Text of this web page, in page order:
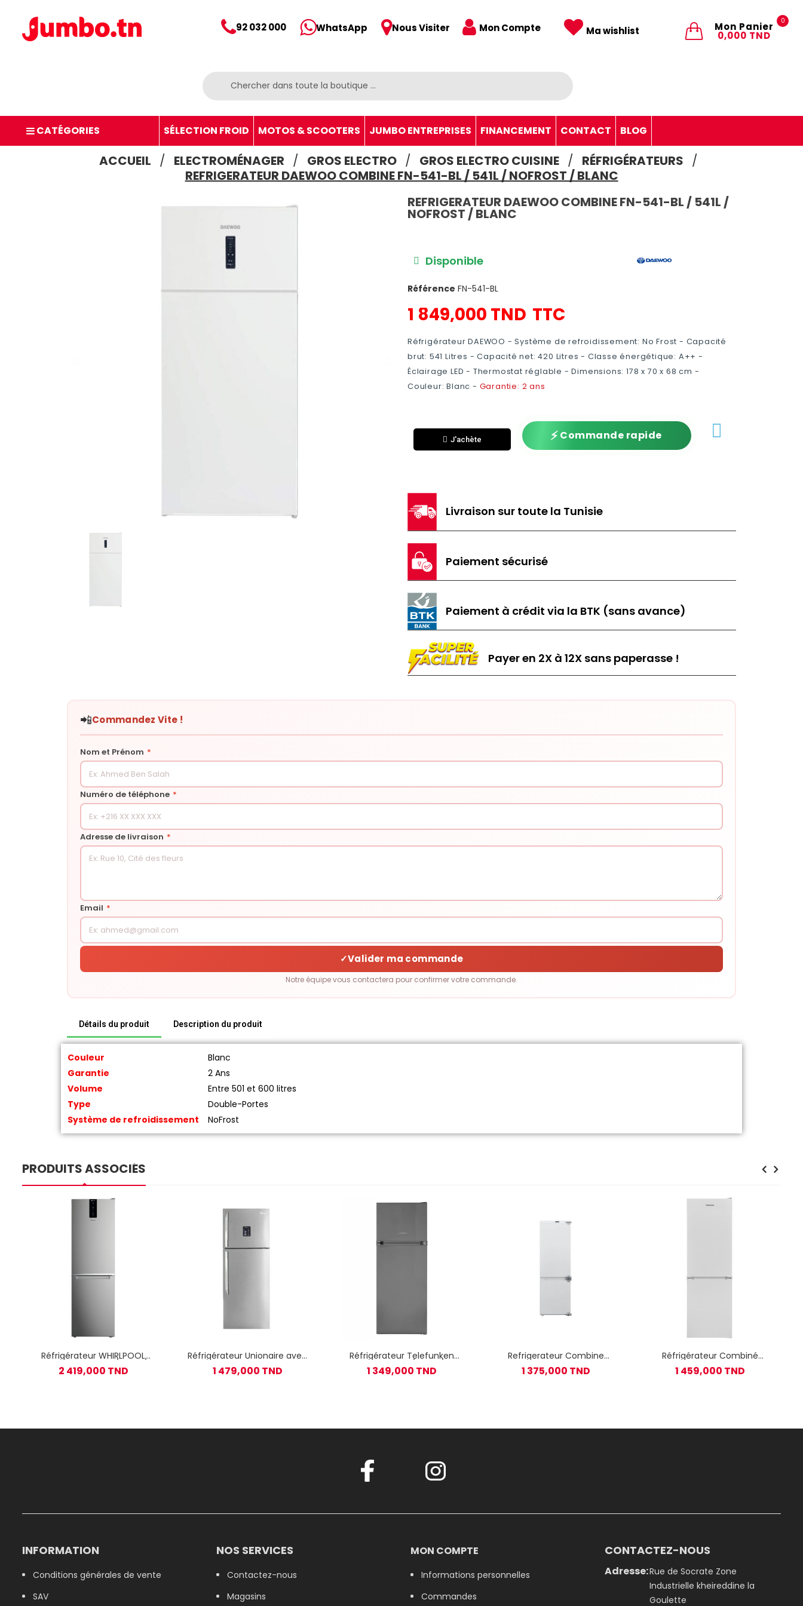
92 032 000 WhatsApp Nous Visiter
0
Mon Panier
0,000 TND
Mon Compte Ma wishlist
CATÉGORIES SÉLECTION FROID MOTOS & SCOOTERS JUMBO ENTREPRISES FINANCEMENT CONTACT BLOG
ACCUEIL ELECTROMÉNAGER GROS ELECTRO GROS ELECTRO CUISINE
RÉFRIGÉRATEURS
REFRIGERATEUR DAEWOO COMBINE FN-541-BL / 541L / NOFROST / BLANC
REFRIGERATEUR DAEWOO COMBINE FN-541-BL / 541L /
NOFROST / BLANC
Disponible
Référence FN-541-BL
1 849,000 TND TTC
Réfrigérateur DAEWOO - Système de refroidissement: No Frost - Capacité
brut: 541 Litres - Capacité net: 420 Litres - Classe énergétique: A++ -
Éclairage LED - Thermostat réglable - Dimensions: 178 x 70 x 68 cm -
Couleur: Blanc - Garantie: 2 ans
J'achète ⚡Commande rapide
Livraison sur toute la Tunisie
Paiement sécurisé
Paiement à crédit via la BTK (sans avance)
Payer en 2X à 12X sans paperasse !
📲Commandez Vite !
Nom et Prénom *
Numéro de téléphone *
Adresse de livraison *
Email *
✓Valider ma commande
Notre équipe vous contactera pour confirmer votre commande.
Détails du produit Description du produit
Couleur
Blanc
Garantie
2 Ans
Volume
Entre 501 et 600 litres
Type
Double-Portes
Système de refroidissement
NoFrost
PRODUITS ASSOCIÉS
Réfrigérateur WHIRLPOOL
combiné 6é sens / 360L /
Inox
2 419,000 TND
Réfrigérateur Unionaire avec
afficheur RN-350VS-C10 No
Frost 350L / Silver
1 479,000 TND
Réfrigérateur Telefunken
453S LESS FROST / 439L / Inox
1 349,000 TND
Refrigerateur Combine
TELEFUNKEN NO Frost
Encastrable
1 375,000 TND
Réfrigérateur Combiné
TELEFUNKEN 341 Litres NoFrost
FRIG-373W - Blanc
1 459,000 TND
INFORMATION
Conditions générales de vente
SAV
NOS SERVICES
Contactez-nous
Magasins
MON COMPTE
Informations personnelles
Commandes
CONTACTEZ-NOUS
Adresse:Rue de Socrate Zone
Industrielle kheireddine la
Goulette